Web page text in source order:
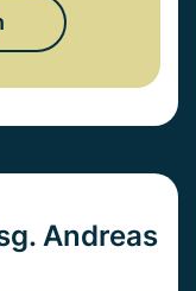
Andreas